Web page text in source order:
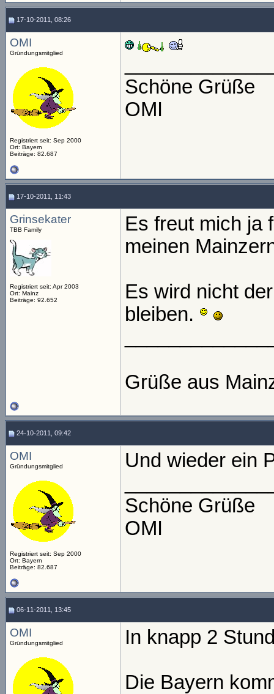
17-10-2011, 08:26
OMI
Gründungsmitglied
Registriert seit: Sep 2000
Ort: Bayern
Beiträge: 82.687
Schöne Grüße
OMI
17-10-2011, 11:43
Grinsekater
TBB Family
Registriert seit: Apr 2003
Ort: Mainz
Beiträge: 92.652
Es freut mich ja
meinen
Es wird nicht
bleiben.
Grüße aus
24-10-2011, 09:42
OMI
Gründungsmitglied
Registriert seit: Sep 2000
Ort: Bayern
Beiträge: 82.687
Und wieder ein
Schöne Grüße
OMI
06-11-2011, 13:45
OMI
Gründungsmitglied In knapp 2
Die Bayern